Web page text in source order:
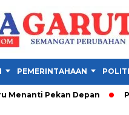
PEMERINTAHAAN
Pekan Depan